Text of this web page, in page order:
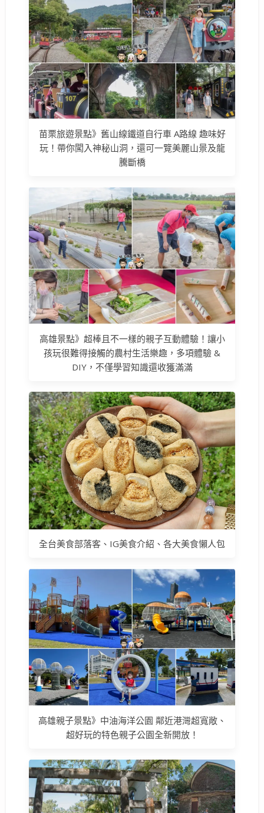
苗栗旅遊景點》舊山線鐵道自行車 A路線 趣味好
玩！帶你闖入神秘山洞，還可一覽美麗山景及龍
騰斷橋
高雄景點》超棒且不一樣的親子互動體驗！讓小
孩玩很難得接觸的農村生活樂趣，多項體驗 &
DIY，不僅學習知識還收獲滿滿
全台美食部落客、IG美食介紹、各大美食懶人包
高雄親子景點》中油海洋公園 鄰近港灣超寬敞、
超好玩的特色親子公園全新開放！